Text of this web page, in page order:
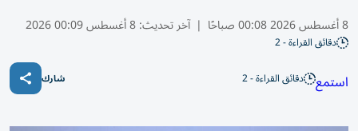
8 أغسطس 2026 00:08 صباحًا | آخر تحديث:8 أغسطس 00:09 2026
دقائق القراءة - 2
استمع دقائق القراءة - 2 شارك